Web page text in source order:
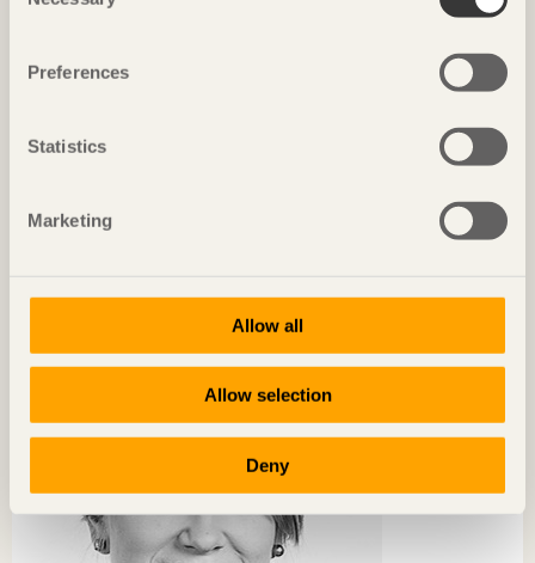
Preferences
Statistics
Marketing
Allow all
Allow selection
Deny
KRÖNIKAN
Anna TenjeOrdförande i kommunstyrelsen, Växjö kommun